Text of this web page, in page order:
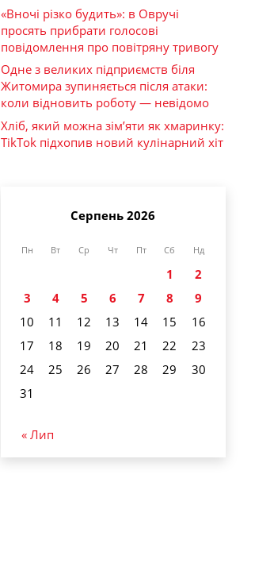
«Вночі різко будить»: в Овручі
просять прибрати голосові
повідомлення про повітряну тривогу
Одне з великих підприємств біля
Житомира зупиняється після атаки:
коли відновить роботу — невідомо
Хліб, який можна зім’яти як хмаринку:
TikTok підхопив новий кулінарний хіт
Серпень 2026
Пн Вт Ср Чт Пт Сб Нд
1
2
3
4 5 6 7 8
9
10
11 12 13 14 15
16
17
18 19 20 21 22
23
24
25 26 27 28 29
30
31
« Лип